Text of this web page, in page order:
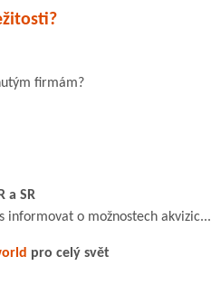
firmám?
a SR
informovat o možnostech akvizic...
pro celý svět